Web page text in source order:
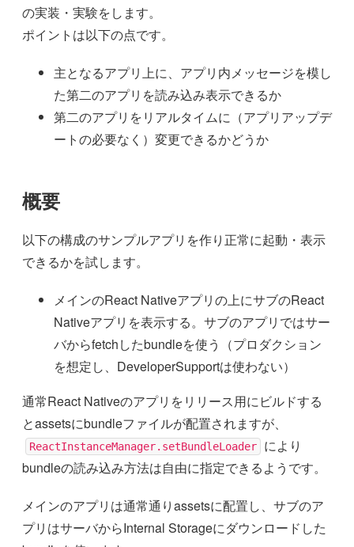
の実装・実験をします。
ポイントは以下の点です。
主となるアプリ上に、アプリ内メッセージを模し
た第二のアプリを読み込み表示できるか
第二のアプリをリアルタイムに（アプリアップデ
ートの必要なく）変更できるかどうか
概要
以下の構成のサンプルアプリを作り正常に起動・表示
できるかを試します。
メインのReact Nativeアプリの上にサブのReact
Nativeアプリを表示する。サブのアプリではサー
バからfetchしたbundleを使う（プロダクション
を想定し、DeveloperSupportは使わない）
通常React Nativeのアプリをリリース用にビルドする
とassetsにbundleファイルが配置されますが、
ReactInstanceManager.setBundleLoader
により
bundleの読み込み方法は自由に指定できるようです。
メインのアプリは通常通りassetsに配置し、サブのア
プリはサーバからInternal Storageにダウンロードした